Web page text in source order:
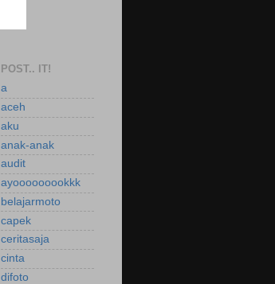
POST.. IT!
a
aceh
aku
anak-anak
audit
ayooooooookkk
belajarmoto
capek
ceritasaja
cinta
difoto